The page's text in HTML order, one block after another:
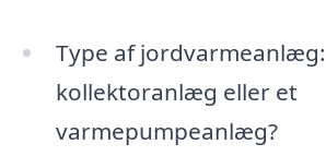
Type af
kollektoranlæg eller et
varmepumpeanlæg?